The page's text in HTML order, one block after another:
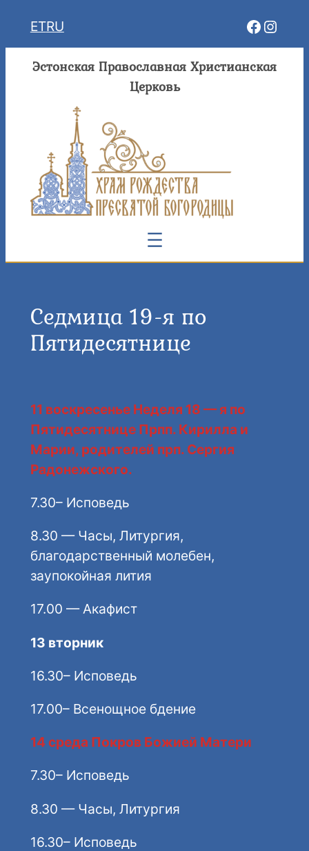
ETRU
Эстонская Православная Христианская
Церковь
Седмица 19-я по
Пятидесятнице
11 воскресенье Неделя 18 — я по
Пятидесятнице Прпп. Кирилла и
Марии, родителей прп. Сергия
Радонежского.
7.30– Исповедь
8.30 — Часы, Литургия,
благодарственный молебен,
заупокойная лития
17.00 — Акафист
13 вторник
16.30– Исповедь
17.00– Всенощное бдение
14 среда Покров Божией Матери
7.30– Исповедь
8.30 — Часы, Литургия
16.30– Исповедь